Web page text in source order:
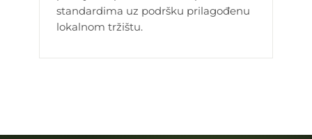
standardima uz podršku prilagođenu
lokalnom tržištu.